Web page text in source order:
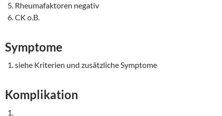
Rheumafaktoren negativ
CK o.B.
Symptome
siehe Kriterien und zusätzliche Symptome
Komplikation